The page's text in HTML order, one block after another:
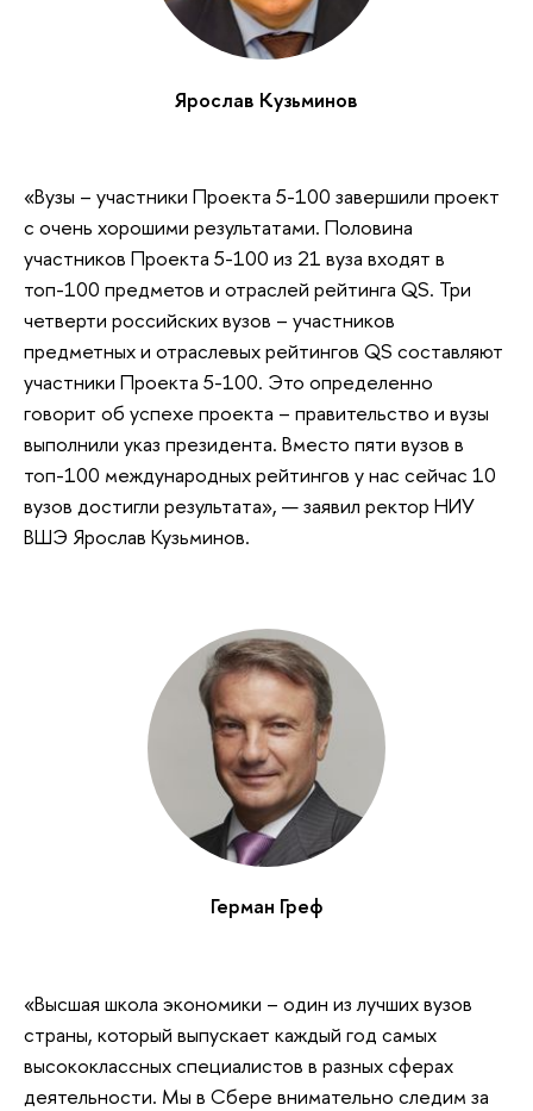
Ярослав Кузьминов
«Вузы – участники Проекта 5-100 завершили проект
с очень хорошими результатами. Половина
участников Проекта 5-100 из 21 вуза входят в
топ-100 предметов и отраслей рейтинга QS. Три
четверти российских вузов – участников
предметных и отраслевых рейтингов QS составляют
участники Проекта 5-100. Это определенно
говорит об успехе проекта – правительство и вузы
выполнили указ президента. Вместо пяти вузов в
топ-100 международных рейтингов у нас сейчас 10
вузов достигли результата», — заявил ректор НИУ
ВШЭ Ярослав Кузьминов.
Герман Греф
«Высшая школа экономики – один из лучших вузов
страны, который выпускает каждый год самых
высококлассных специалистов в разных сферах
деятельности. Мы в Сбере внимательно следим за